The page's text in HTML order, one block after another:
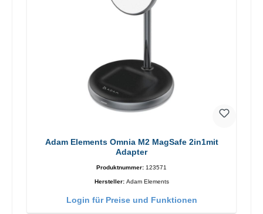
Adam Elements Omnia M2 MagSafe 2in1mit
Adapter
Produktnummer: 123571
Hersteller: Adam Elements
Login für Preise und Funktionen